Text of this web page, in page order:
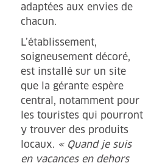
adaptées aux envies de
chacun.
L’établissement,
soigneusement décoré,
est installé sur un site
que la gérante espère
central, notamment pour
les touristes qui pourront
y trouver des produits
locaux. « Quand je suis
en vacances en dehors